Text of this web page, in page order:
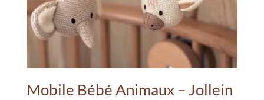
Mobile Bébé Animaux – Jollein